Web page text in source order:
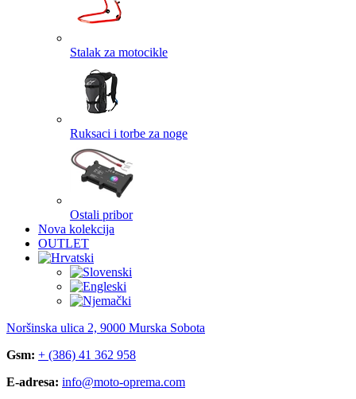
Stalak za motocikle
Ruksaci i torbe za noge
Ostali pribor
Nova kolekcija
OUTLET
Noršinska ulica 2, 9000 Murska Sobota
Gsm: + (386) 41 362 958
E-adresa: info@moto-oprema.com